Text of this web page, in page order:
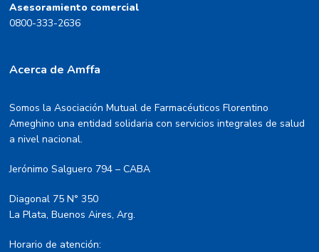
Asesoramiento comercial
0800-333-2636
Acerca de Amffa
Somos la Asociación Mutual de Farmacéuticos Florentino
Ameghino una entidad solidaria con servicios integrales de salud
a nivel nacional.
Jerónimo Salguero 794 – CABA
Diagonal 75 N° 350
La Plata, Buenos Aires, Arg.
Horario de atención: